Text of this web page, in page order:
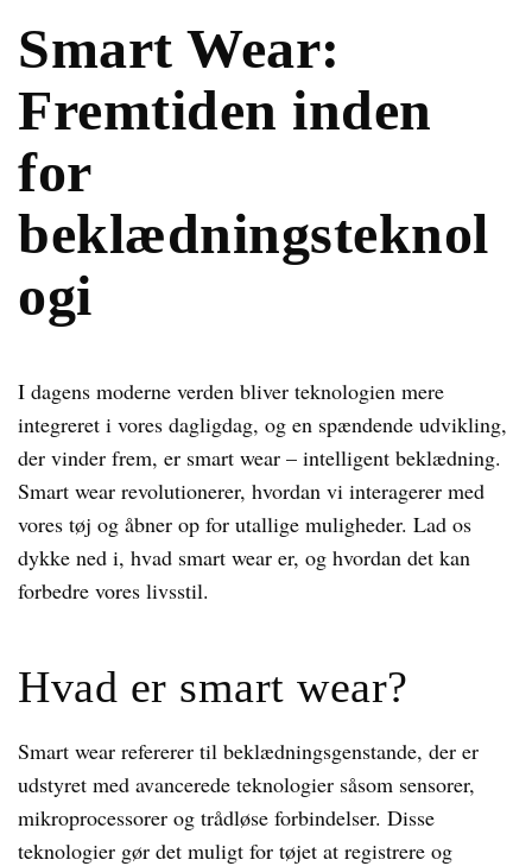
Smart Wear:
Fremtiden inden
for
beklædningsteknol
ogi
I dagens moderne verden bliver teknologien mere
integreret i vores dagligdag, og en spændende udvikling,
der vinder frem, er smart wear – intelligent beklædning.
Smart wear revolutionerer, hvordan vi interagerer med
vores tøj og åbner op for utallige muligheder. Lad os
dykke ned i, hvad smart wear er, og hvordan det kan
forbedre vores livsstil.
Hvad er smart wear?
Smart wear refererer til beklædningsgenstande, der er
udstyret med avancerede teknologier såsom sensorer,
mikroprocessorer og trådløse forbindelser. Disse
teknologier gør det muligt for tøjet at registrere og